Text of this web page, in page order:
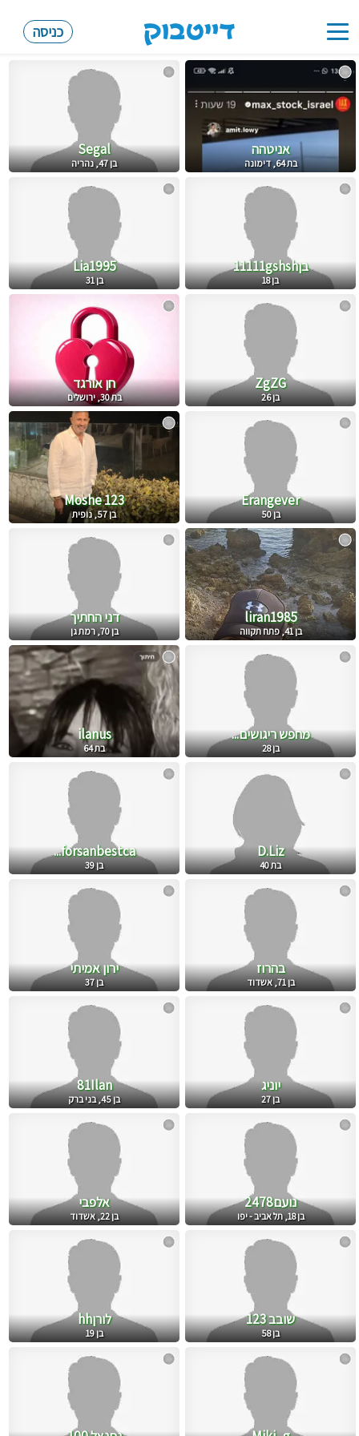
Toggle
כניסה
אניטהה
בת 64, דימונה
Segal
בן 47, נהריה
בן11111gshsh
בן 18
Lia1995
בן 31
ZgZG
בן 26
חן אורגד
בת 30, ירושלים
Erangever
בן 50
Moshe 123
בן 57, נופית
liran1985
בן 41, פתח תקווה
דני החתיך
בן 70, רמת גן
מחפש ריגושים...
בן 28
ilanus
בת 64
D.Liz
בת 40
forsanbestca...
בן 39
בהרוז
בן 71, אשדוד
ירון אמיתי
בן 37
יוניג
בן 27
81Ilan
בן 45, בני ברק
נועם2478
בן 18, תל אביב - יפו
אלפבי
בן 22, אשדוד
שובב 123
בן 58
לורןhh
בן 19